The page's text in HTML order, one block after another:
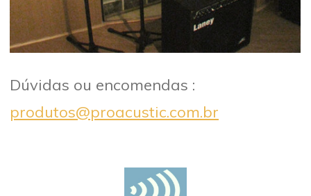
Dúvidas ou encomendas :
produtos@proacustic.com.br